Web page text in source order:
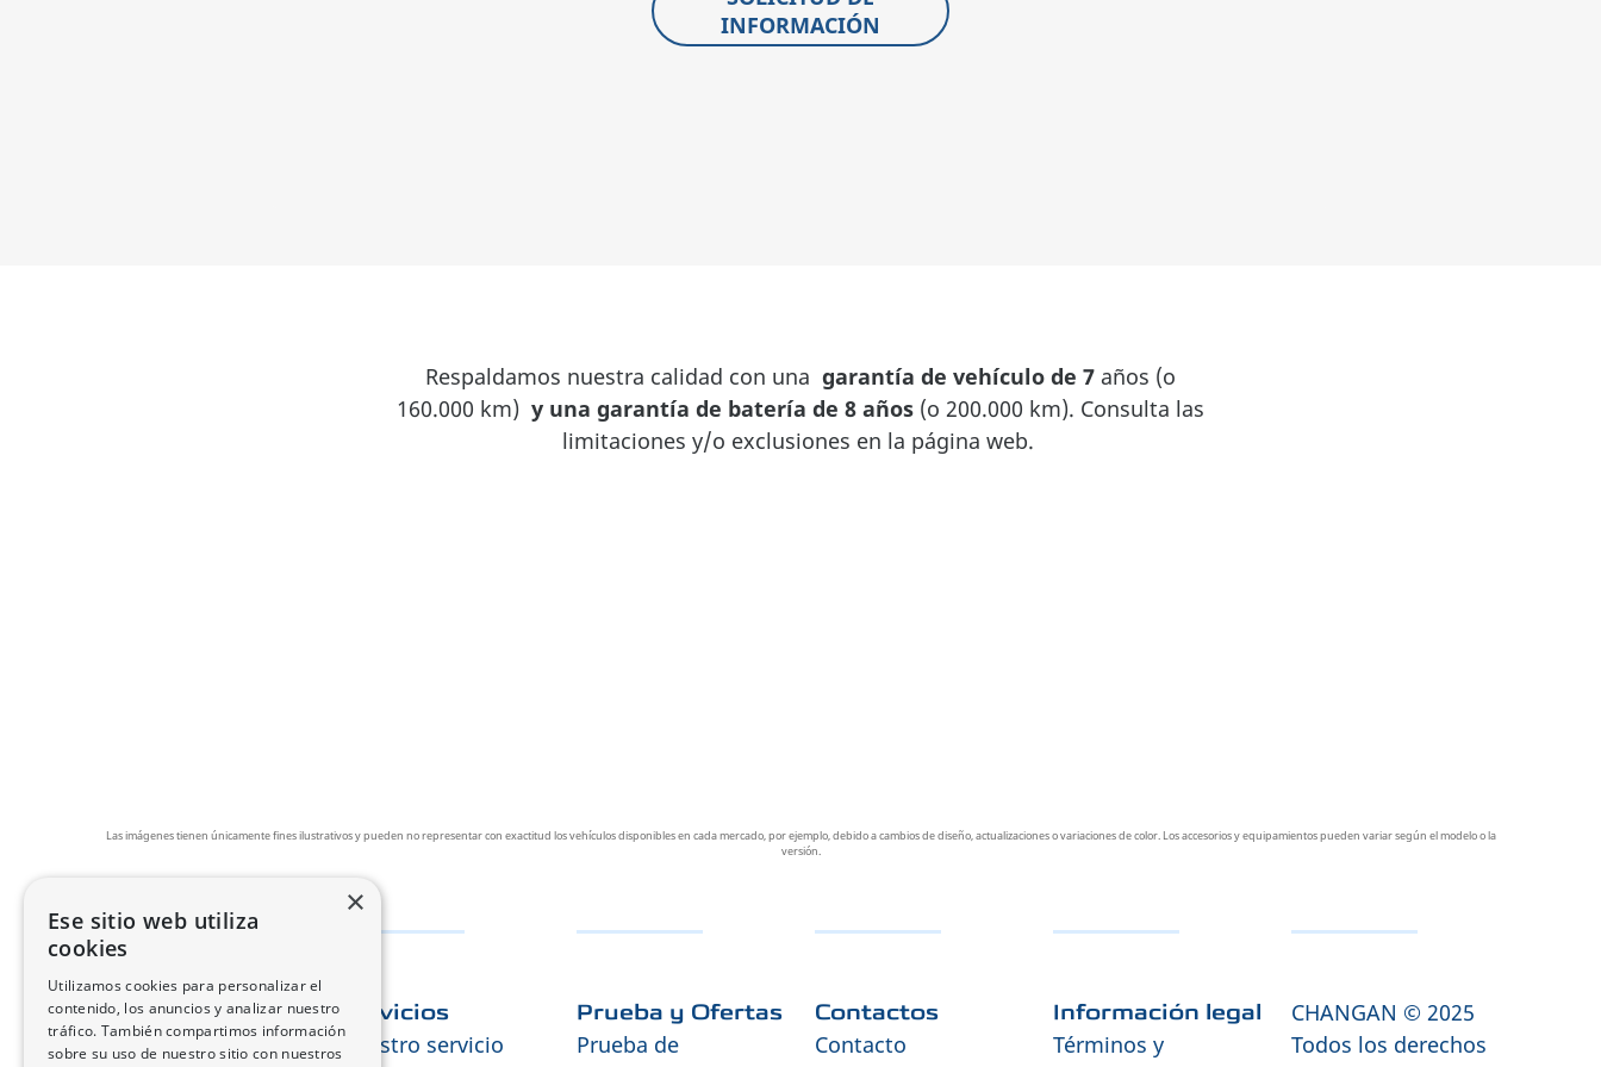
INFORMACIÓN
Respaldamos nuestra calidad con una garantía de vehículo de 7 años (o
160.000 km) y una garantía de batería de 8 años (o 200.000 km). Consulta las
limitaciones y/o exclusiones en la página web.
Las imágenes tienen únicamente fines ilustrativos y pueden no representar con exactitud los vehículos disponibles en cada mercado, por ejemplo, debido a cambios de diseño, actualizaciones o variaciones de color. Los accesorios y equipamientos pueden variar según el modelo o la
versión.
Explora Changan
Quiénes somos
Servicios
Nuestro servicio
Prueba y Ofertas
Prueba de
Contactos
Contacto
Información legal
Términos y
CHANGAN © 2025
Todos los derechos
×
Ese sitio web utiliza
cookies
Utilizamos cookies para personalizar el
contenido, los anuncios y analizar nuestro
tráfico. También compartimos información
sobre su uso de nuestro sitio con nuestros